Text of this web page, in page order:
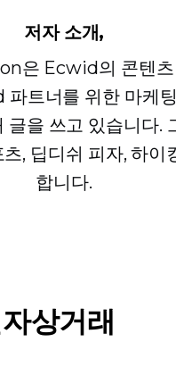
저자 소개,
은 Ecwid의 콘텐츠
트너를 위한 마케
글을 쓰고 있습니다.
, 딥디쉬 피자, 하이
합니다.
상거래